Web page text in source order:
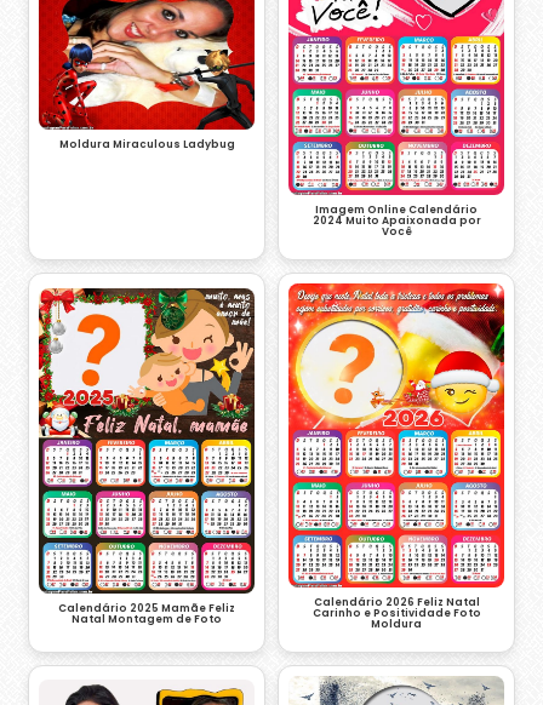
Moldura Miraculous Ladybug
Imagem Online Calendário
2024 Muito Apaixonada por
Você
Calendário 2025 Mamãe Feliz
Natal Montagem de Foto
Calendário 2026 Feliz Natal
Carinho e Positividade Foto
Moldura